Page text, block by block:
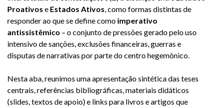
Proativos e Estados Ativos, como formas distintas de
responder ao que se define como imperativo
antissistêmico – o conjunto de pressões gerado pelo uso
intensivo de sanções, exclusões financeiras, guerras e
disputas de narrativas por parte do centro hegemônico.
Nesta aba, reunimos uma apresentação sintética das teses
centrais, referências bibliográficas, materiais didáticos
(slides, textos de apoio) e links para livros e artigos que